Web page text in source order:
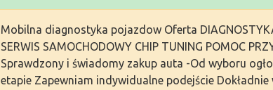
Mobilna diagnostyka pojazdow Oferta
SERWIS SAMOCHODOWY CHIP TUNING POMOC
Sprawdzony i świadomy zakup auta -Od wyboru
etapie Zapewniam indywidualne podejście